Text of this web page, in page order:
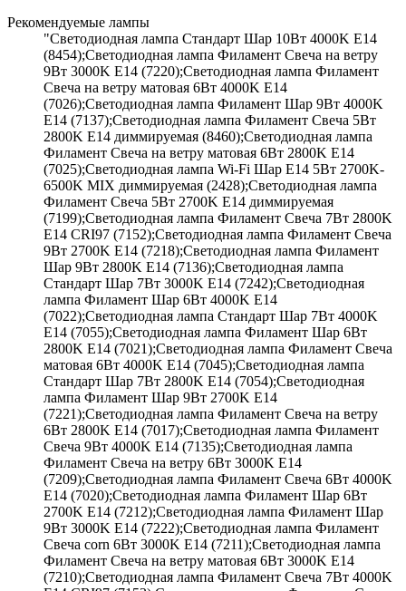
Рекомендуемые лампы
"Светодиодная лампа Стандарт Шар 10Вт 4000K E14
(8454);Светодиодная лампа Филамент Свеча на ветру
9Вт 3000K E14 (7220);Светодиодная лампа Филамент
Свеча на ветру матовая 6Вт 4000K E14
(7026);Светодиодная лампа Филамент Шар 9Вт 4000K
E14 (7137);Светодиодная лампа Филамент Свеча 5Вт
2800K E14 диммируемая (8460);Светодиодная лампа
Филамент Свеча на ветру матовая 6Вт 2800K E14
(7025);Светодиодная лампа Wi-Fi Шар E14 5Вт 2700K-
6500K MIX диммируемая (2428);Светодиодная лампа
Филамент Свеча 5Вт 2700K E14 диммируемая
(7199);Светодиодная лампа Филамент Свеча 7Вт 2800K
E14 CRI97 (7152);Светодиодная лампа Филамент Свеча
9Вт 2700K E14 (7218);Светодиодная лампа Филамент
Шар 9Вт 2800K E14 (7136);Светодиодная лампа
Стандарт Шар 7Вт 3000K E14 (7242);Светодиодная
лампа Филамент Шар 6Вт 4000K E14
(7022);Светодиодная лампа Стандарт Шар 7Вт 4000K
E14 (7055);Светодиодная лампа Филамент Шар 6Вт
2800K E14 (7021);Светодиодная лампа Филамент Свеча
матовая 6Вт 4000K E14 (7045);Светодиодная лампа
Стандарт Шар 7Вт 2800K E14 (7054);Светодиодная
лампа Филамент Шар 9Вт 2700K E14
(7221);Светодиодная лампа Филамент Свеча на ветру
6Вт 2800K E14 (7017);Светодиодная лампа Филамент
Свеча 9Вт 4000K E14 (7135);Светодиодная лампа
Филамент Свеча на ветру 6Вт 3000K E14
(7209);Светодиодная лампа Филамент Свеча 6Вт 4000K
E14 (7020);Светодиодная лампа Филамент Шар 6Вт
2700K E14 (7212);Светодиодная лампа Филамент Шар
9Вт 3000K E14 (7222);Светодиодная лампа Филамент
Свеча corn 6Вт 3000K E14 (7211);Светодиодная лампа
Филамент Свеча на ветру матовая 6Вт 3000K E14
(7210);Светодиодная лампа Филамент Свеча 7Вт 4000K